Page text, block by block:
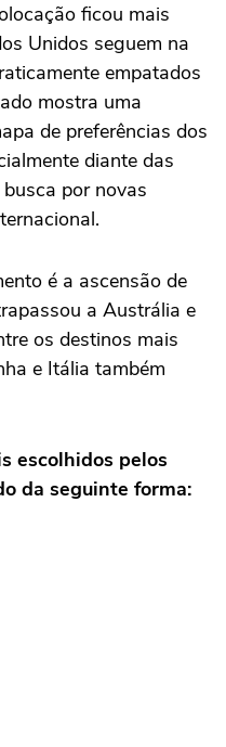
ficou mais
Unidos seguem na
empatados
mostra uma
de preferências dos
diante das
por novas
é a ascensão de
a Austrália e
os destinos mais
e Itália também
escolhidos pelos
da seguinte forma: